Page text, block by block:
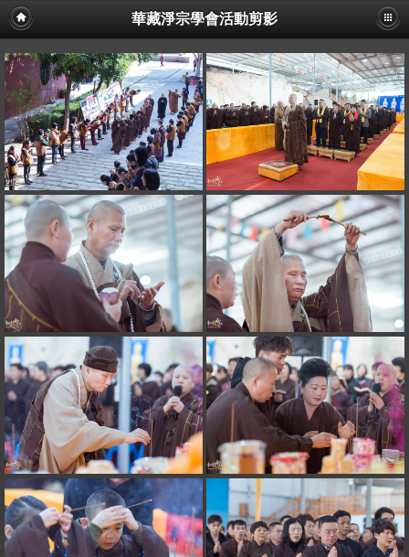
華藏淨宗學會活動剪影